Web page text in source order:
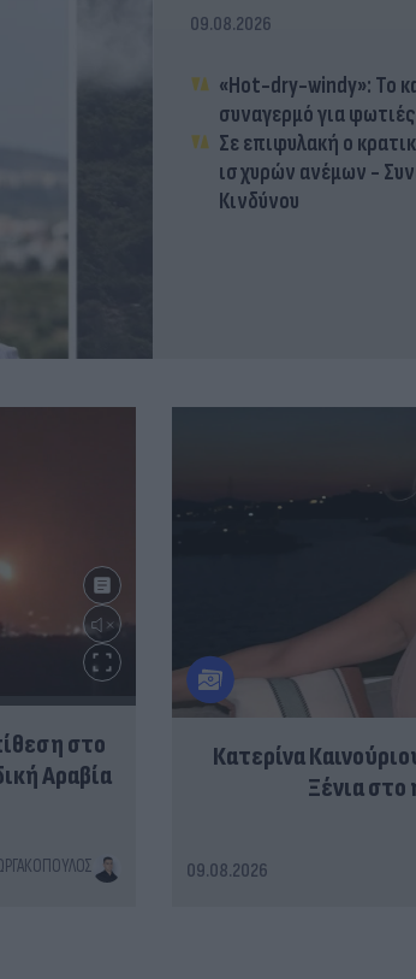
09.08.2026
«Hot-dry-windy»: Το
συναγερμό για
Σε επιφυλακή ο
ισχυρών ανέμων -
Κινδύνου
στο
Αραβία
Κατερίνα
Ξένια στο
09.08.2026